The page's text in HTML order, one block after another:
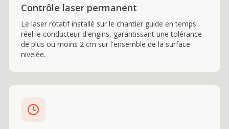
Contrôle laser permanent
Le laser rotatif installé sur le chantier guide en temps
réel le conducteur d'engins, garantissant une tolérance
de plus ou moins 2 cm sur l'ensemble de la surface
nivelée.